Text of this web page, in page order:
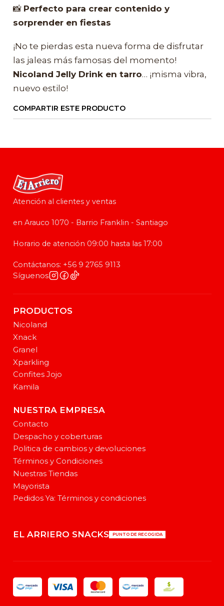
📸 Perfecto para crear contenido y
sorprender en fiestas
¡No te pierdas esta nueva forma de disfrutar
las jaleas más famosas del momento!
Nicoland Jelly Drink en tarro… ¡misma vibra,
nuevo estilo!
COMPARTIR ESTE PRODUCTO
Atención al clientes y ventas
en Arauco 1070 - Barrio Franklin - Santiago
Horario de atención 09:00 hasta las 17:00
Contáctanos: +56 9 2765 9113
Síguenos
PRODUCTOS
Nicoland
Xnack
Granel
Xparkling
Confites Jojo
Kamila
NUESTRA EMPRESA
Contacto
Despacho y coberturas
Politica de cambios y devoluciones
Términos y Condiciones
Nuestras Tiendas
Mayorista
Pedidos Ya: Términos y condiciones
EL ARRIERO SNACKS PUNTO DE RECOGIDA